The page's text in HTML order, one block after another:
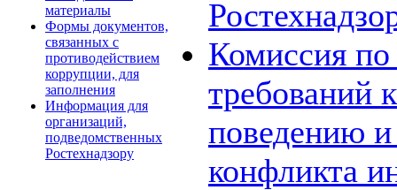
материалы
Формы документов,
связанных с
противодействием
коррупции, для
заполнения
Информация для
организаций,
подведомственных
Ростехнадзору
Комиссия
требований
поведению
конфликта